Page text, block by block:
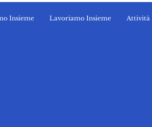
Insieme Lavoriamo Insieme Attività